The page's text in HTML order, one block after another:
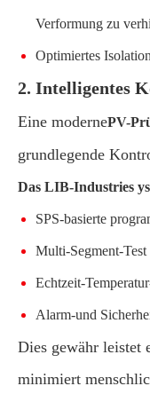
Verformung zu
Optimiertes
2. Intelligentes
Eine modernePV-
grundlegende
Das LIB-Industries
SPS-basierte
Multi-Segment-
Echtzeit-
Alarm-und
Dies gewähr leistet
minimiert